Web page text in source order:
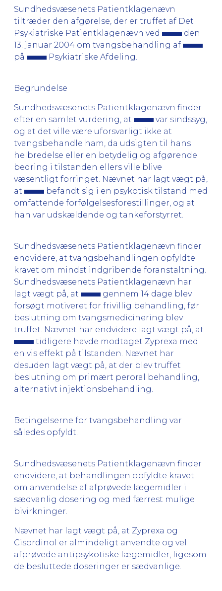
Sundhedsvæsenets Patientklagenævn
tiltræder den afgørelse, der er truffet af Det
Psykiatriske Patientklagenævn ved
den
13. januar 2004 om tvangsbehandling af
på
Psykiatriske Afdeling.
Begrundelse
Sundhedsvæsenets Patientklagenævn finder
efter en samlet vurdering, at
var sindssyg,
og at det ville være uforsvarligt ikke at
tvangsbehandle ham, da udsigten til hans
helbredelse eller en betydelig og afgørende
bedring i tilstanden ellers ville blive
væsentligt forringet. Nævnet har lagt vægt på,
at
befandt sig i en psykotisk tilstand med
omfattende forfølgelsesforestillinger, og at
han var udskældende og tankeforstyrret.
Sundhedsvæsenets Patientklagenævn finder
endvidere, at tvangsbehandlingen opfyldte
kravet om mindst indgribende foranstaltning.
Sundhedsvæsenets Patientklagenævn har
lagt vægt på, at
gennem 14 dage blev
forsøgt motiveret for frivillig behandling, før
beslutning om tvangsmedicinering blev
truffet. Nævnet har endvidere lagt vægt på, at
tidligere havde modtaget Zyprexa med
en vis effekt på tilstanden. Nævnet har
desuden lagt vægt på, at der blev truffet
beslutning om primært peroral behandling,
alternativt injektionsbehandling.
Betingelserne for tvangsbehandling var
således opfyldt.
Sundhedsvæsenets Patientklagenævn finder
endvidere, at behandlingen opfyldte kravet
om anvendelse af afprøvede lægemidler i
sædvanlig dosering og med færrest mulige
bivirkninger.
Nævnet har lagt vægt på, at Zyprexa og
Cisordinol er almindeligt anvendte og vel
afprøvede antipsykotiske lægemidler, ligesom
de besluttede doseringer er sædvanlige.